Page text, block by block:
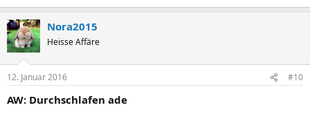
Nora2015
Heisse Affäre
12. Januar 2016 #10
AW: Durchschlafen ade